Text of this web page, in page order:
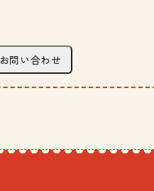
お問い合わせ